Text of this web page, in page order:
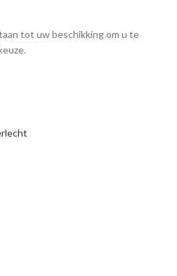
tot uw beschikking om u te